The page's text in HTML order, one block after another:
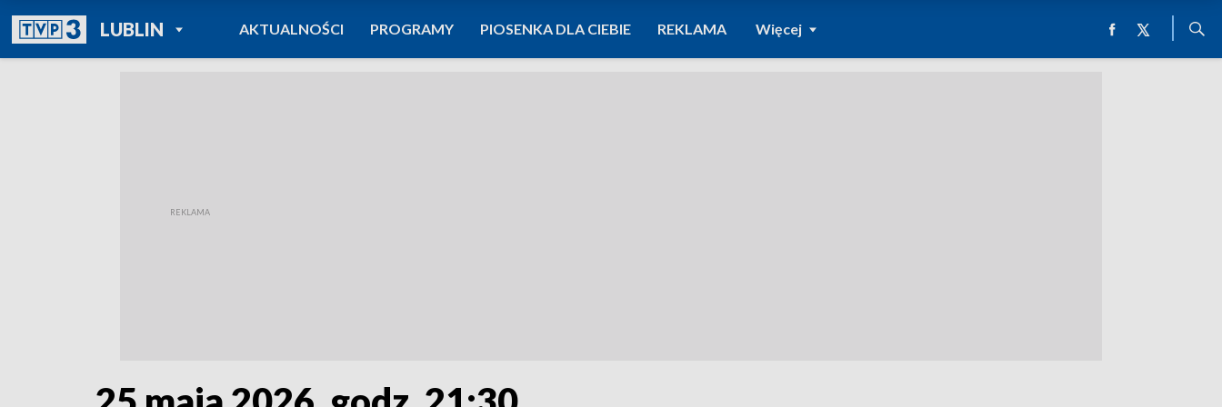
LUBLINPOWRÓT DO
TVP REGIONY
AKTUALNOŚCI PROGRAMY PIOSENKA DLA CIEBIE REKLAMA Więcej